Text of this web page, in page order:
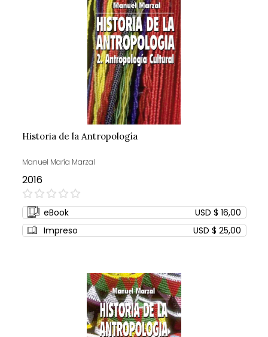
Historia de la Antropología
Manuel María Marzal
2016
0%
eBook
USD $ 16,00
Impreso
USD $ 25,00